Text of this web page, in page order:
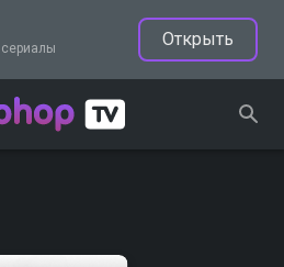
Открыть